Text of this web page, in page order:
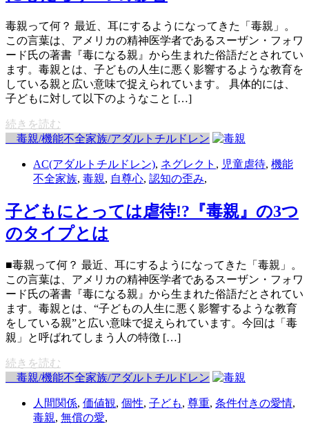
毒親って何？ 最近、耳にするようになってきた「毒親」。
この言葉は、アメリカの精神医学者であるスーザン・フォワ
ード氏の著書『毒になる親』から生まれた俗語だとされてい
ます。毒親とは、子どもの人生に悪く影響するような教育を
している親と広い意味で捉えられています。 具体的には、
子どもに対して以下のようなこと […]
続きを読む
毒親/機能不全家族/アダルトチルドレン
AC(アダルトチルドレン), ネグレクト , 児童虐待, 機能
不全家族, 毒親, 自尊心, 認知の歪み,
子どもにとっては虐待!?『毒親』の3つ
のタイプとは
■毒親って何？ 最近、耳にするようになってきた「毒親」。
この言葉は、アメリカの精神医学者であるスーザン・フォワ
ード氏の著書『毒になる親』から生まれた俗語だとされてい
ます。毒親とは、“子どもの人生に悪く影響するような教育
をしている親”と広い意味で捉えられています。今回は「毒
親」と呼ばれてしまう人の特徴 […]
続きを読む
毒親/機能不全家族/アダルトチルドレン
人間関係, 価値観, 個性, 子ども, 尊重, 条件付きの愛情,
毒親, 無償の愛,